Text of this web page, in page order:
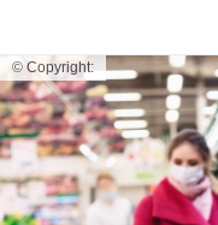
© Copyright: